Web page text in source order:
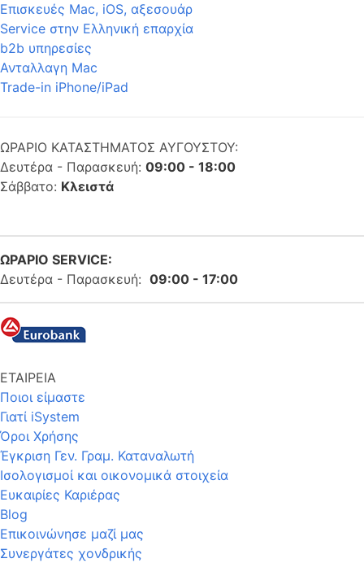
Επισκευές Mac, iOS, αξεσουάρ
Service στην Eλληνική επαρχία
b2b υπηρεσίες
Ανταλλαγη Mac
Trade-in iPhone/iPad
ΩΡΑΡΙΟ ΚΑΤΑΣΤΗΜΑΤΟΣ ΑΥΓΟΥΣΤΟΥ:
Δευτέρα - Παρασκευή: 09:00 - 18:00
Σάββατο: Κλειστά
ΩΡΑΡΙΟ SERVICE:
Δευτέρα - Παρασκευή: 09:00 - 17:00
ΕΤΑΙΡΕΙΑ
Ποιοι είμαστε
Γιατί iSystem
Όροι Χρήσης
Έγκριση Γεν. Γραμ. Καταναλωτή
Ισολογισμοί και οικονομικά στοιχεία
Ευκαιρίες Καριέρας
Blog
Επικοινώνησε μαζί μας
Συνεργάτες χονδρικής